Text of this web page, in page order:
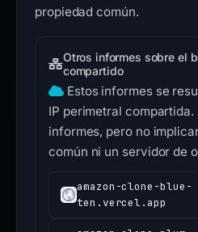
propiedad común.
Otros informes sobre el
compartido
Estos informes se
IP perimetral
informes, pero no
común ni un servidor de
amazon-clone-blue-
ten.vercel.app